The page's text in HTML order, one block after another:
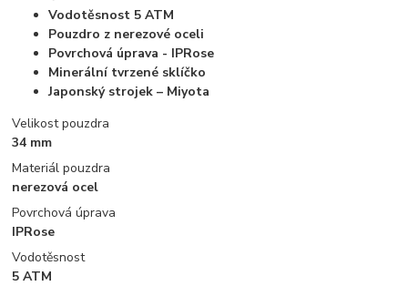
Vodotěsnost 5 ATM
Pouzdro z nerezové oceli
Povrchová úprava - IPRose
Minerální tvrzené sklíčko
Japonský strojek – Miyota
Velikost pouzdra
34 mm
Materiál pouzdra
nerezová ocel
Povrchová úprava
IPRose
Vodotěsnost
5 ATM